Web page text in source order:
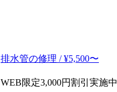
排水管の修理 / ¥5,500〜
WEB限定3,000円割引実施中